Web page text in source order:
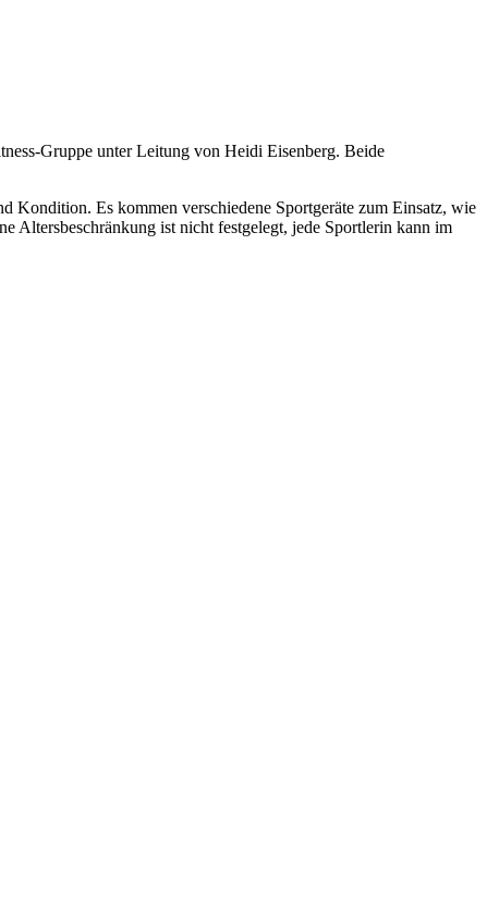
Gruppe unter Leitung von Heidi Eisenberg. Beide
Es kommen verschiedene Sportgeräte zum Einsatz, wie
Altersbeschränkung ist nicht festgelegt, jede Sportlerin kann im